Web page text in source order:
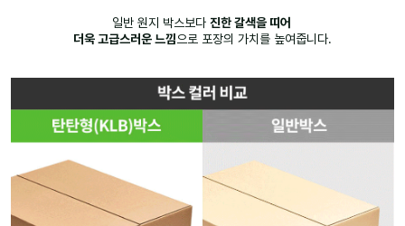
일반 원지 박스보다 진한 갈색을 띠어
더욱 고급스러운 느낌으로 포장의 가치를 높여줍니다.